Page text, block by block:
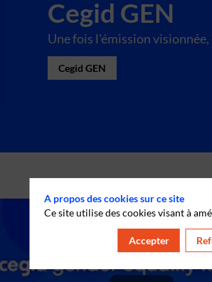
Cegid GEN
Une fois l'émission
Cegid GEN
A propos des cookies sur ce site
Ce site utilise des cookies visant à
Accepter